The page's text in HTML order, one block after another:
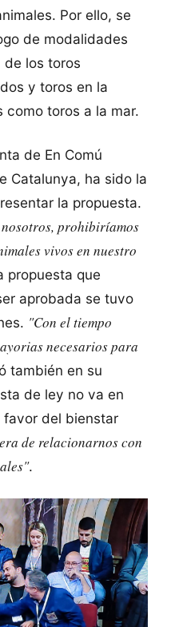
Por ello, se
de modalidades
de los toros
y toros en la
toros a la mar.
de En Comú
Catalunya, ha sido la
la propuesta.
prohibiríamos
vivos en nuestro
propuesta que
aprobada se tuvo
"Con el tiempo
necesarios para
también en su
de ley no va en
del bienstar
de relacionarnos con
.